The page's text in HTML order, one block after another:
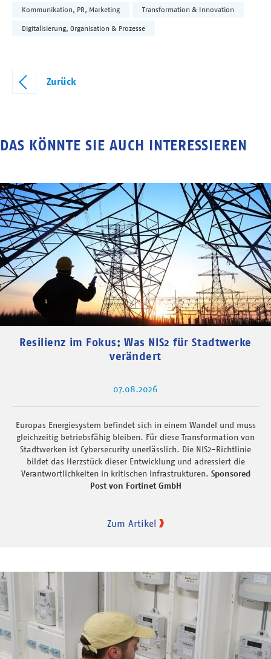
Kommunikation, PR, Marketing Transformation & Innovation
Digitalisierung, Organisation & Prozesse
Zurück
DAS KÖNNTE SIE AUCH INTERESSIEREN
Resilienz im Fokus: Was NIS2 für Stadtwerke
verändert
07.08.2026
Europas Energiesystem befindet sich in einem Wandel und muss
gleichzeitig betriebsfähig bleiben. Für diese Transformation von
Stadtwerken ist Cybersecurity unerlässlich. Die NIS2-Richtlinie
bildet das Herzstück dieser Entwicklung und adressiert die
Verantwortlichkeiten in kritischen Infrastrukturen. Sponsored
Post von Fortinet GmbH
Zum Artikel